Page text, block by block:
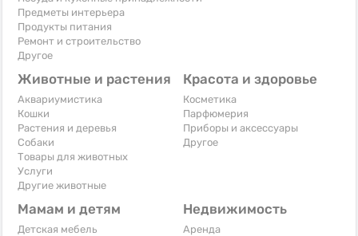
Предметы интерьера
Продукты питания
Ремонт и строительство
Другое
Животные и растения
Аквариумистика
Кошки
Растения и деревья
Собаки
Товары для животных
Услуги
Другие животные
Красота и здоровье
Косметика
Парфюмерия
Приборы и аксессуары
Другое
Мамам и детям
Детская мебель
Недвижимость
Аренда